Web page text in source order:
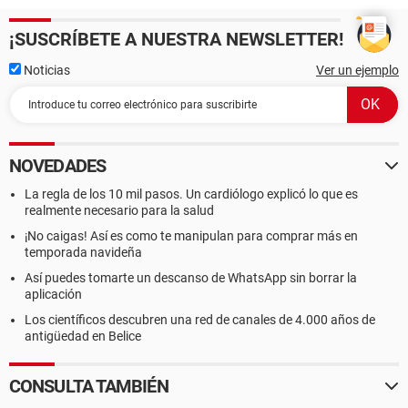
instalaciones, equipamiento, personal, procedimientos y
comunicaciones operando en una estructura organizacional
común con la responsabilidad de administrar los recursos
pertinentes a un evento, incidente u operación. A
continuación se describe la metodología y procesos que la
DPAE aplica actualmente
en la atención de emergencias en la ciudad de Bogotá, la
cual debe ser la base para el diseño de la solución.
2.1 Base funcional del SCI
El Sistema Comando de Incidentes está basado en cinco
funciones:
1. Comando: es la función coordinadora del Sistema y se
ejecución a través de los protocolos, procedimientos,
recursos y entidades disponibles.
¡SUSCRÍBETE A NUESTRA NEWSLETTER!
Noticias Ver un ejemplo
NOVEDADES
La regla de los 10 mil pasos. Un cardiólogo explicó lo que es
realmente necesario para la salud
¡No caigas! Así es como te manipulan para comprar más en
temporada navideña
Así puedes tomarte un descanso de WhatsApp sin borrar la
aplicación
Los científicos descubren una red de canales de 4.000 años de
antigüedad en Belice
CONSULTA TAMBIÉN